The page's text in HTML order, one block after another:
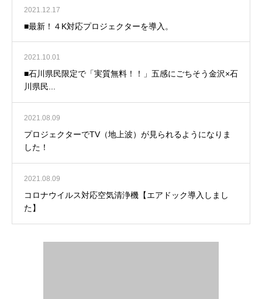
2021.12.17
■最新！４K対応プロジェクターを導入。
2021.10.01
■石川県民限定で「実質無料！！」五感にごちそう金沢×石
川県民...
2021.08.09
プロジェクターでTV（地上波）が見られるようになりま
した！
2021.08.09
コロナウイルス対応空気清浄機【エアドック導入しまし
た】